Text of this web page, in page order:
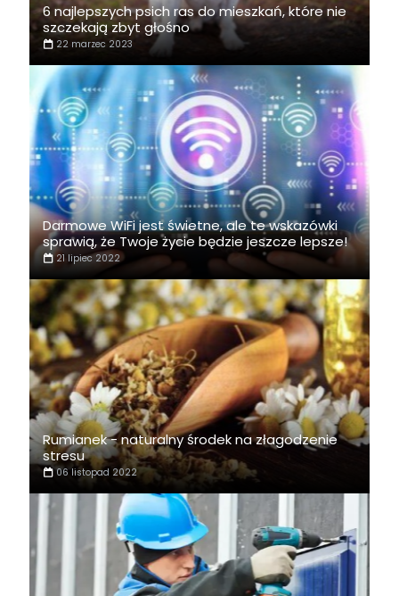
6 najlepszych psich ras do mieszkań, które nie
szczekają zbyt głośno
22 marzec 2023
Darmowe WiFi jest świetne, ale te wskazówki
sprawią, że Twoje życie będzie jeszcze lepsze!
21 lipiec 2022
Rumianek - naturalny środek na złagodzenie
stresu
06 listopad 2022